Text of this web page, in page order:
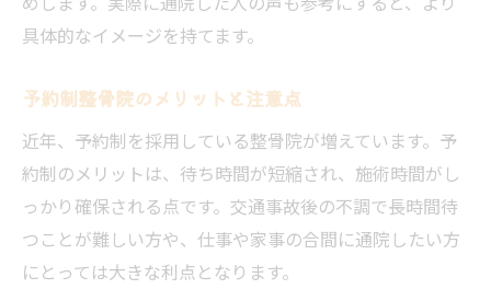
具体的なイメージを持てます。
予約制整骨院のメリットと注意点
近年、予約制を採用している整骨院が増えています。予
約制のメリットは、待ち時間が短縮され、施術時間がし
っかり確保される点です。交通事故後の不調で長時間待
つことが難しい方や、仕事や家事の合間に通院したい方
にとっては大きな利点となります。